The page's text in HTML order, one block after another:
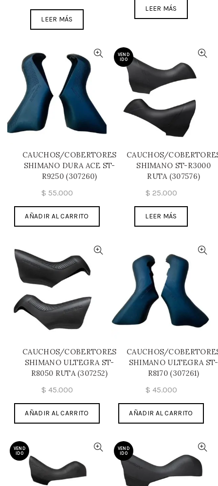
LEER MÁS
LEER MÁS
CAUCHOS/COBERTORES
SHIMANO DURA ACE ST-
R9250 (307260)
$ 55.000
AÑADIR AL CARRITO
VEND
IDO
CAUCHOS/
SHIMANO ST-R3000
RUTA (307576)
$ 25.000
LEER MÁS
CAUCHOS/COBERTORES
SHIMANO ULTEGRA ST-
R8050 RUTA (307252)
$ 45.000
AÑADIR AL CARRITO
CAUCHOS/
SHIMANO ULTEGRA ST-
R8170 (307261)
$ 45.000
AÑADIR AL CARRITO
VEND
IDO
VEND
IDO